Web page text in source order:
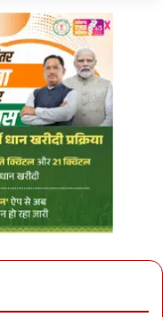
से उनके बेहद निकटस्थ
के संवैधानिक प्रोटोकाल का
पक्ष और विपक्ष, दोनों के
की सर्जरी हुई है। डाक्टरों
उनके विधानसभा क्षेत्र का
संभाल रखी है। हाल
अपना संबोधन शुरू करने से
था, जो उस सभा में मौजूद
लोकसभा क्षेत्र से कांग्रेस के
में तत्कालीन प्रधानमंत्री